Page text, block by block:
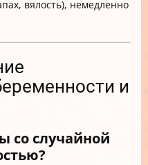
вялость), немедленно
и
со случайной